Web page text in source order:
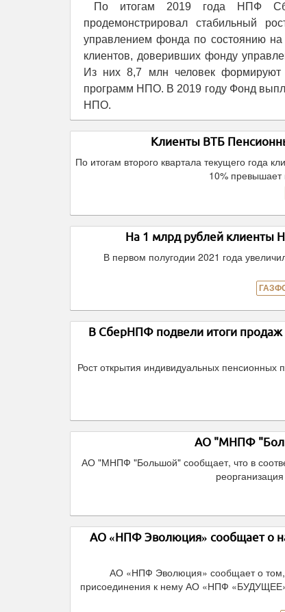
По итогам 2019 года НПФ
продемонстрировал стабильный
управлением фонда по состоянию
клиентов, доверивших фонду
Из них 8,7 млн человек
программ НПО. В 2019 году Фонд
НПО.
Клиенты ВТБ
По итогам второго квартала текущего года
10% превышает
На 1 млрд рублей
В первом полугодии 2021 года
В СберНПФ подвели итоги продаж
Рост открытия индивидуальных
АО "МНПФ
АО "МНПФ "Большой" сообщает, что в
АО «НПФ Эволюция» сообщает о
АО «НПФ Эволюция» сообщает о
присоединения к нему АО «НПФ